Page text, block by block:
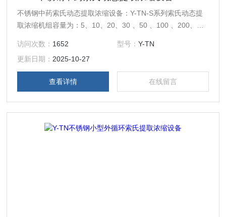
不锈钢中药索氏动态提取浓缩设备：Y-TN-S系列索氏动态提
取浓缩机组容量为：5、10、20、30 、50 、100 、200、
研发及中小试生产线。
访问次数： 1652 型号： Y-TN
更新日期： 2025-10-27
查看详情 在线留言